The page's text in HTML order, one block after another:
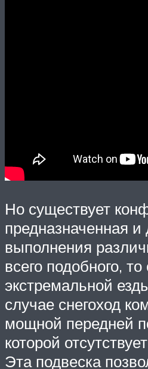
Но существует
предназначенная и
выполнения
всего подобного,
экстремальной
случае снегоход
мощной передней
которой
Эта подвеска